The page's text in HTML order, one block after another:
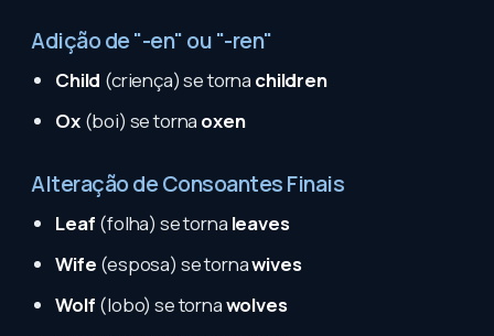
Adição de "-en" ou "-ren"
Child (criença) se torna children
Ox(boi) se torna oxen
Alteração de Consoantes Finais
Leaf (folha) se torna leaves
Wife (esposa) se tornawives
Wolf (lobo) se tornawolves